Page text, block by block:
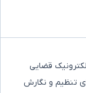
قضایی
تنظیم و نگارش